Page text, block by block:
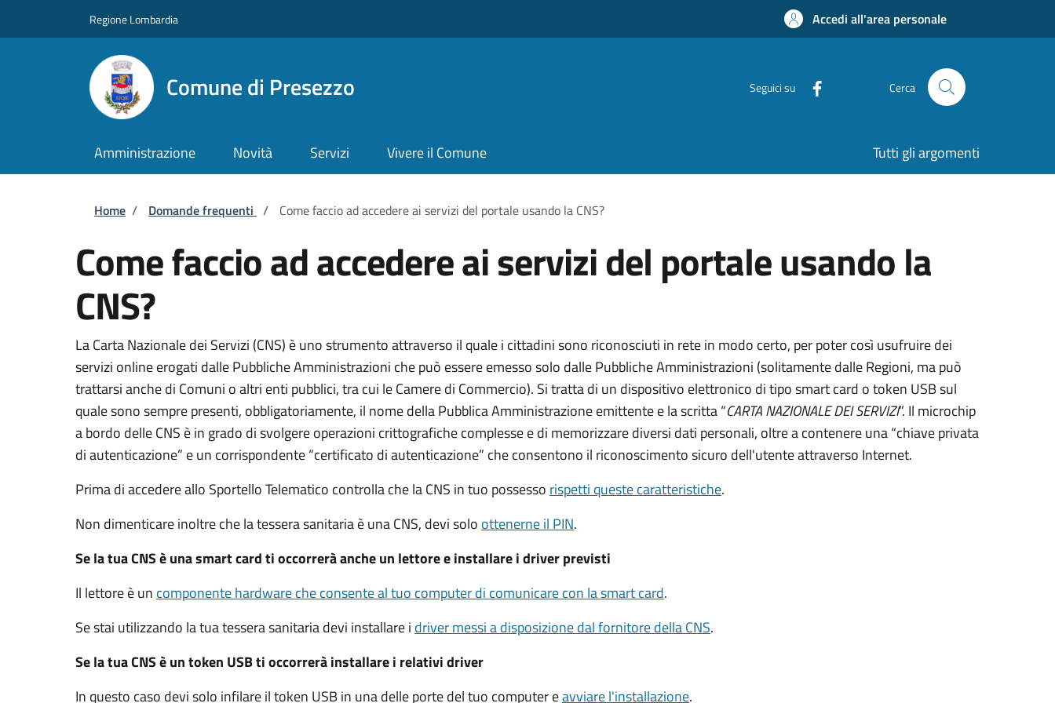
Regione Lombardia Accedi all'area personale
Comune di Presezzo Seguici su Cerca
Amministrazione Novità Servizi Vivere il Comune Tutti gli argomenti
Briciole di pane
Home / Domande frequenti / Come faccio ad accedere ai servizi del portale usando la CNS?
Come faccio ad accedere ai servizi del portale usando la
CNS?
La Carta Nazionale dei Servizi (CNS) è uno strumento attraverso il quale i cittadini sono riconosciuti in rete in modo certo, per poter così usufruire dei
servizi online erogati dalle Pubbliche Amministrazioni che può essere emesso solo dalle Pubbliche Amministrazioni (solitamente dalle Regioni, ma può
trattarsi anche di Comuni o altri enti pubblici, tra cui le Camere di Commercio). Si tratta di un dispositivo elettronico di tiposmart card o token USBsul
quale sono sempre presenti, obbligatoriamente, il nome della Pubblica Amministrazione emittente e la scritta “CARTA NAZIONALE DEI SERVIZI”. Il microchip
a bordo delle CNS è in grado di svolgere operazioni crittografiche complesse e di memorizzare diversi dati personali, oltre a contenere una “chiave privata
di autenticazione” e un corrispondente “certificato di autenticazione” che consentono il riconoscimento sicuro dell'utente attraverso Internet.
Prima di accedere allo Sportello Telematico controlla che la CNS in tuo possesso rispetti queste caratteristiche.
Non dimenticare inoltre che la tessera sanitaria è una CNS, devi solo ottenerne il PIN.
Se la tua CNS è una smart card ti occorrerà anche un lettore e installare i driver previsti
Il lettore è un componente hardware che consente al tuo computer di comunicare con la smart card.
Se stai utilizzando la tua tessera sanitaria devi installare i drivermessi a disposizione dal fornitore della CNS.
Se la tua CNS è un token USB ti occorrerà installare i relativi driver
In questo caso devi solo infilare il token USB in una delle porte del tuo computer eavviare l'installazione.